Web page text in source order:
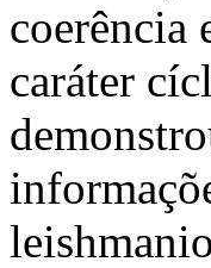
coerência
caráter